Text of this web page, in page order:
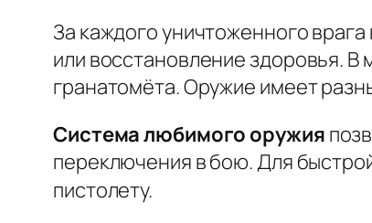
За каждого уничтоженного
или восстановление здоровья.
гранатомёта. Оружие имеет
Система любимого оружия
переключения в бою. Для
пистолету.